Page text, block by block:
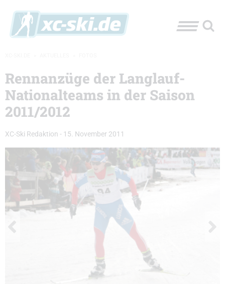
Rennanzüge der Langlauf-
Nationalteams in der Saison
2011/2012
XC-Ski Redaktion - 15. November 2011